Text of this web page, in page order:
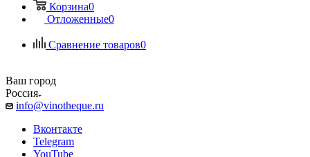
Корзина0
Отложенные0
Сравнение товаров0
Ваш город
Россия
info@vinotheque.ru
Вконтакте
Telegram
YouTube